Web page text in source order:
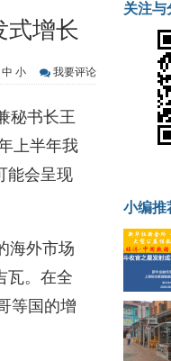
07.27—2020.07.31）
玩起“跷跷板” 结构性失衡藏
率明显下行
势喜人
业链解析
式增长
中 小 我要评论
秘书长王
上半年我
能会呈现
海外市场
瓦。在全
等国的增
关注与
小编推